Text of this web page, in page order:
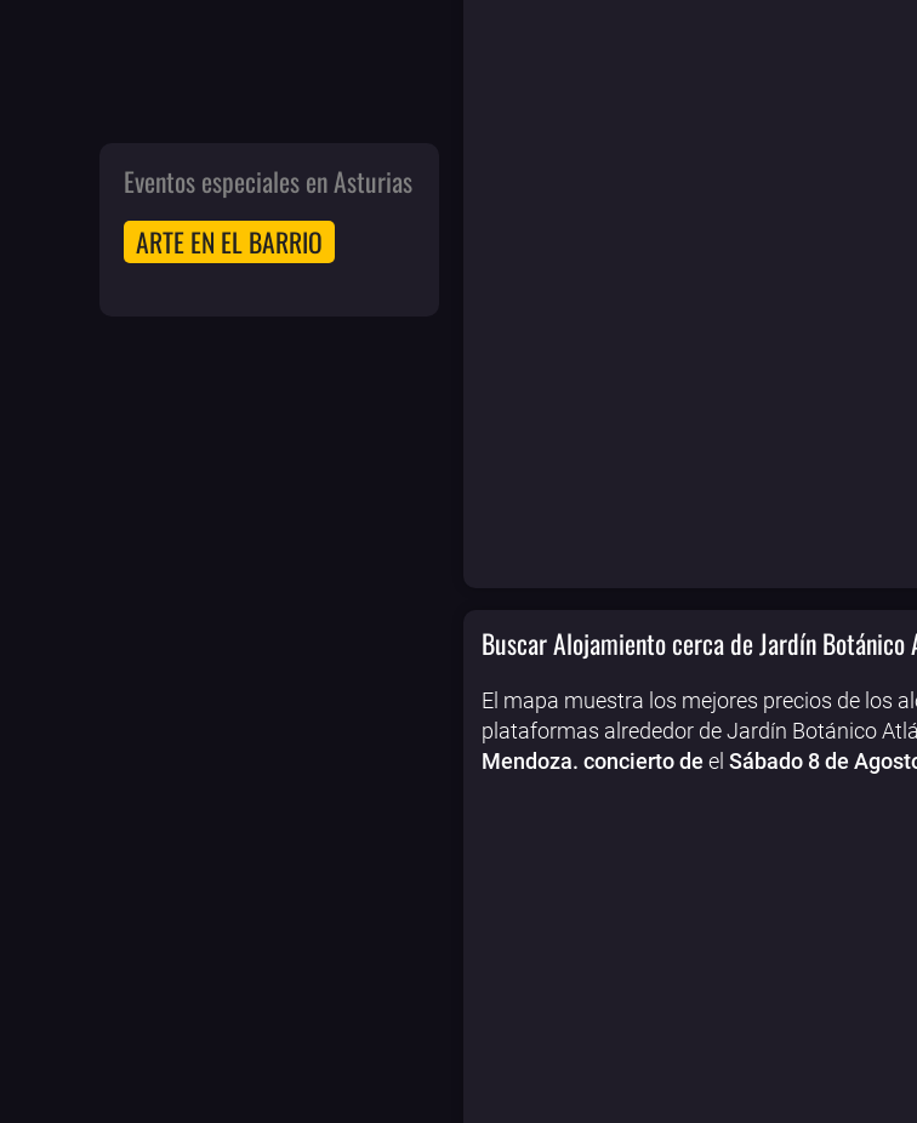
Buscar Alojamiento cerca de Jardín
El mapa muestra los mejores precios de los
plataformas alrededor de Jardín Botánico
Mendoza. concierto de el Sábado 8 de
Eventos especiales en Asturias
ARTE EN EL BARRIO